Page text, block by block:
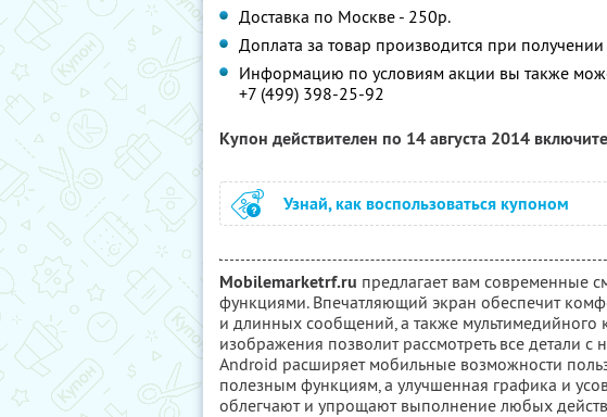
Доставка по Москве - 250р.
Доплата за товар производится при получении
Информацию по условиям акции вы также
+7 (499) 398-25-92
Купон действителен по 14 августа 2014
Узнай, как воспользоваться купоном
Mobilemarketrf.ru предлагает вам современные
функциями. Впечатляющий экран обеспечит
и длинных сообщений, а также мультимедийного
изображения позволит рассмотреть все детали с
Android расширяет мобильные возможности
полезным функциям, а улучшенная графика и
облегчают и упрощают выполнение любых